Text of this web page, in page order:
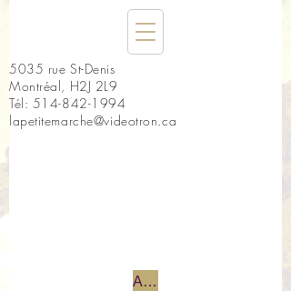
5035 rue St-Denis
Montréal, H2J 2L9
Tél: 514-842-1994
lapetitemarche@videotron.ca
Accueil